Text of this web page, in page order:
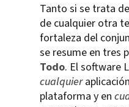
Tanto si se trata
de cualquier otra
fortaleza del
se resume en tres
Todo. El software
cualquier
plataforma y en